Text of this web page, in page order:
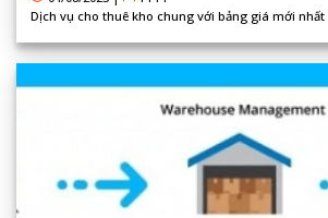
Dịch vụ cho thuê kho chung với bảng giá mới nhất